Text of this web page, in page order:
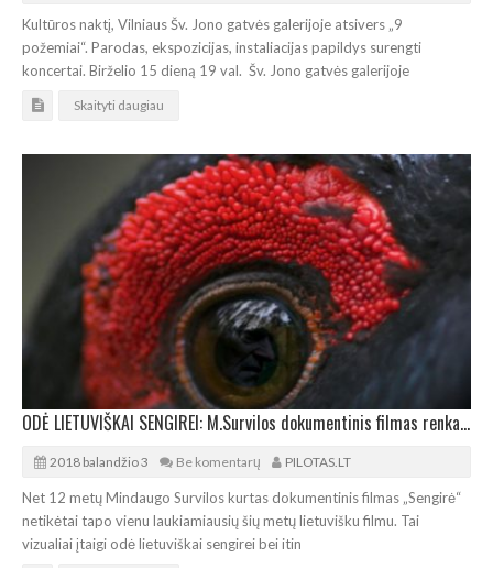
Kultūros naktį, Vilniaus Šv. Jono gatvės galerijoje atsivers „9
požemiai“. Parodas, ekspozicijas, instaliacijas papildys surengti
koncertai. Birželio 15 dieną 19 val. Šv. Jono gatvės galerijoje
Skaityti daugiau
ODĖ LIETUVIŠKAI SENGIREI: M.Survilos dokumentinis filmas renka pilnas sales
2018 balandžio 3 Be komentarų PILOTAS.LT
Net 12 metų Mindaugo Survilos kurtas dokumentinis filmas „Sengirė“
netikėtai tapo vienu laukiamiausių šių metų lietuvišku filmu. Tai
vizualiai įtaigi odė lietuviškai sengirei bei itin